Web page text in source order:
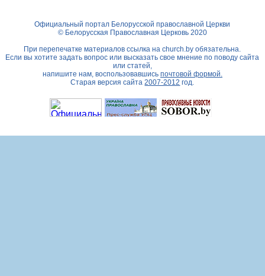
Официальный портал Белорусской православной Церкви
© Белорусская Православная Церковь 2020
При перепечатке материалов ссылка наchurch.by обязательна.
Если вы хотите задать вопрос или высказать свое мнение по поводу сайта
или статей,
напишите нам, воспользовавшись почтовой формой.
Старая версия сайта2007-2012 год.